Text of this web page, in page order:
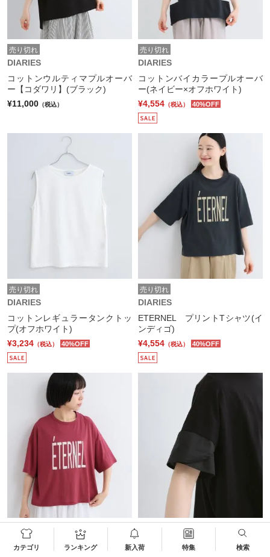
カテゴリ ランキング 新入荷 特集 検索
売り切れ
DIARIES
コットンウルティマプルオーバ
ー【コダワリ】(ブラック)
¥11,000 （税込）
売り切れ
DIARIES
コットンバイカラープルオーバ
ー(ネイビー×オフホワイト)
¥4,554 （税込） 40%OFF
売り切れ
DIARIES
コットンレギュラータンクトッ
プ(オフホワイト)
¥3,234 （税込） 40%OFF
売り切れ
DIARIES
ETERNEL プリントTシャツ(イ
ンディゴ)
¥4,554 （税込） 40%OFF
売り切れ
DIARIES
売り切れ
DIARIES